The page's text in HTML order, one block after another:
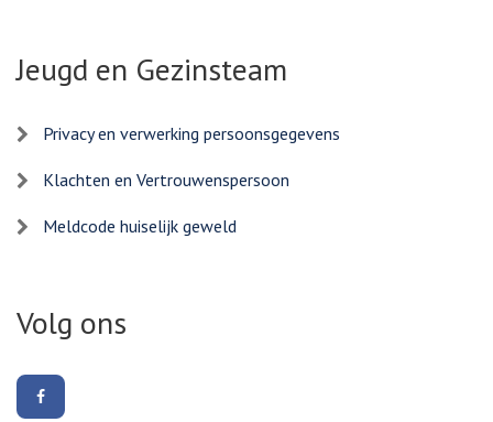
Jeugd en Gezinsteam
Privacy en verwerking persoonsgegevens
Klachten en Vertrouwenspersoon
Meldcode huiselijk geweld
Volg ons
ons